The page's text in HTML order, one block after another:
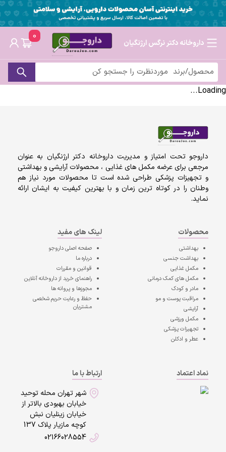
داروخانه دکتر نرگس ارژنگیان
0
Loading...
داروجو تحت امتیاز و مدیریت داروخانه دکتر ارژنگیان به عنوان
مرجعی برای عرضه مکمل های غذایی ، محصولات آرایشی و بهداشتی
و تجهیزات پزشکی طراحی شده است تا محصولات مورد نیاز هم
وطنان را در کوتاه ترین زمان و با بهترین کیفیت به ایشان ارائه
نماید.
محصولات
بهداشتی
بهداشت جنسی
مکمل غذایی
مکمل های کمک درمانی
مادر و کودک
مراقبت پوست و مو
آرایشی
مکمل ورزشی
تجهیزات پزشکی
عطر و ادکلن
لینک های مفید
صفحه اصلیداروجو
درباره ما
قوانین و مقررات
راهنمای خرید از داروخانه آنلاین
مجوزها و پروانه ها
حفظ و رعایت حریم شخصی
مشتریان
نماد اعتماد
ارتباط با ما
شهر تهران محله توحید
خیابان بهبودی بالاتر از
خیابان زینلیان نبش
کوچه مازیار پلاک 137
02166028554